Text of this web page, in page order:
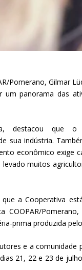
Pomerano, Gilmar
um panorama das
destacou que
sua indústria.
econômico exige
muitos
a Cooperativa
COOPAR/
prima produzida
e a comunidade
21, 22 e 23 de